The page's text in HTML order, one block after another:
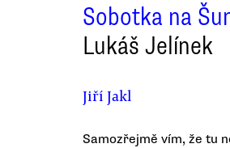
Sobotka na
Lukáš Jelínek
Jiří Jakl
Samozřejmě vím, že tu